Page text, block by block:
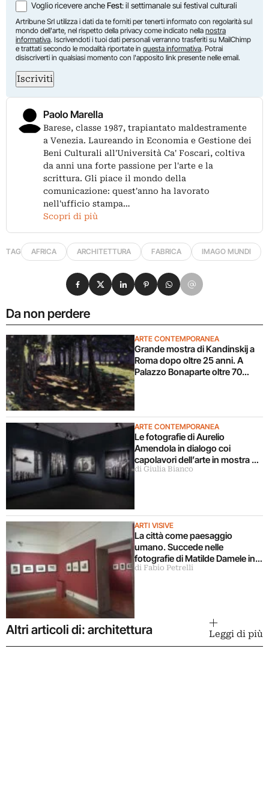
Voglio ricevere ancheFest: il settimanale sui festival culturali
Artribune Srl utilizza i dati da te forniti per tenerti informato con regolarità sul
mondo dell'arte, nel rispetto della privacy come indicato nella nostra
informativa. Iscrivendoti i tuoi dati personali verranno trasferiti su MailChimp
e trattati secondo le modalità riportate in questa informativa. Potrai
disiscriverti in qualsiasi momento con l'apposito link presente nelle email.
Iscriviti
Paolo Marella
Barese, classe 1987, trapiantato maldestramente
a Venezia. Laureando in Economia e Gestione dei
Beni Culturali all'Università Ca' Foscari, coltiva
da anni una forte passione per l'arte e la
scrittura. Gli piace il mondo della
comunicazione: quest'anno ha lavorato
nell'ufficio stampa…
Scopri di più
TAG AFRICA ARCHITETTURA FABRICA IMAGO MUNDI
Da non perdere
ARTE CONTEMPORANEA
Grande mostra di Kandinskij a
Roma dopo oltre 25 anni. A
Palazzo Bonaparte oltre 70
ARTE CONTEMPORANEA
Le fotografie di Aurelio
Amendola in dialogo coi
capolavori dell’arte in mostra a
Milano
di Giulia Bianco
ARTI VISIVE
La città come paesaggio
umano. Succede nelle
fotografie di Matilde Damele in
mostra a Roma
di Fabio Petrelli
Condividi su Facebook
Condividi su X
Condividi su LinkedIn
Condividi su Pinterest
Condividi su WhatsApp
Condividi su Email
Altri articoli di: architettura Leggi di più